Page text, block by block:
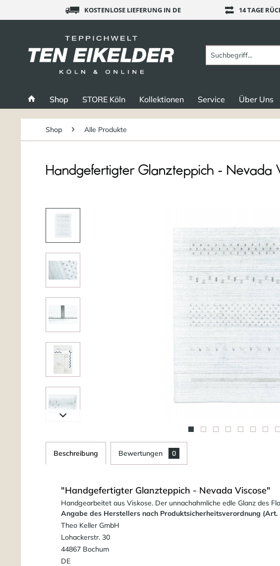
KOSTENLOSE LIEFERUNG IN DE 14 TAGE
Shop STORE Köln Kollektionen Service Über Uns
Shop Alle Produkte
Handgefertigter Glanzteppich - Nevada
Beschreibung Bewertungen 0
"Handgefertigter Glanzteppich - Nevada Viscose"
Handgearbeitet aus Viskose. Der unnachahmliche edle Glanz des
Angabe des Herstellers nach Produktsicherheitsverordnung (Art.
Theo Keller GmbH
Lohackerstr. 30
44867 Bochum
DE